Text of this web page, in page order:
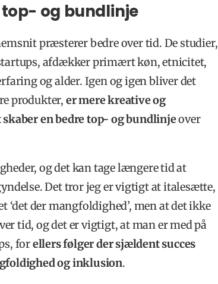
og bundlinje
præsterer bedre over tid. De studier,
afdækker primært køn, etnicitet,
og alder. Igen og igen bliver det
produkter, er mere kreative og
en bedre top- og bundlinjeover
og det kan tage længere tid at
Det tror jeg er vigtigt at italesætte,
der mangfoldighed’, men at det ikke
tid, og det er vigtigt, at man er med på
forellers følger der sjældent succes
og inklusion.